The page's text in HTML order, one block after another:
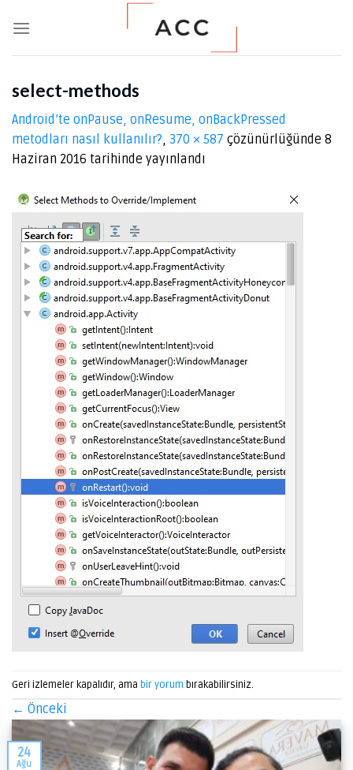
select-methods
Android’te onPause, onResume, onBackPressed
metodları nasıl kullanılır?, 370 × 587 çözünürlüğünde 8
Haziran 2016 tarihinde yayınlandı
Geri izlemeler kapalıdır, ama bir yorum bırakabilirsiniz.
← Önceki
24
Ağu